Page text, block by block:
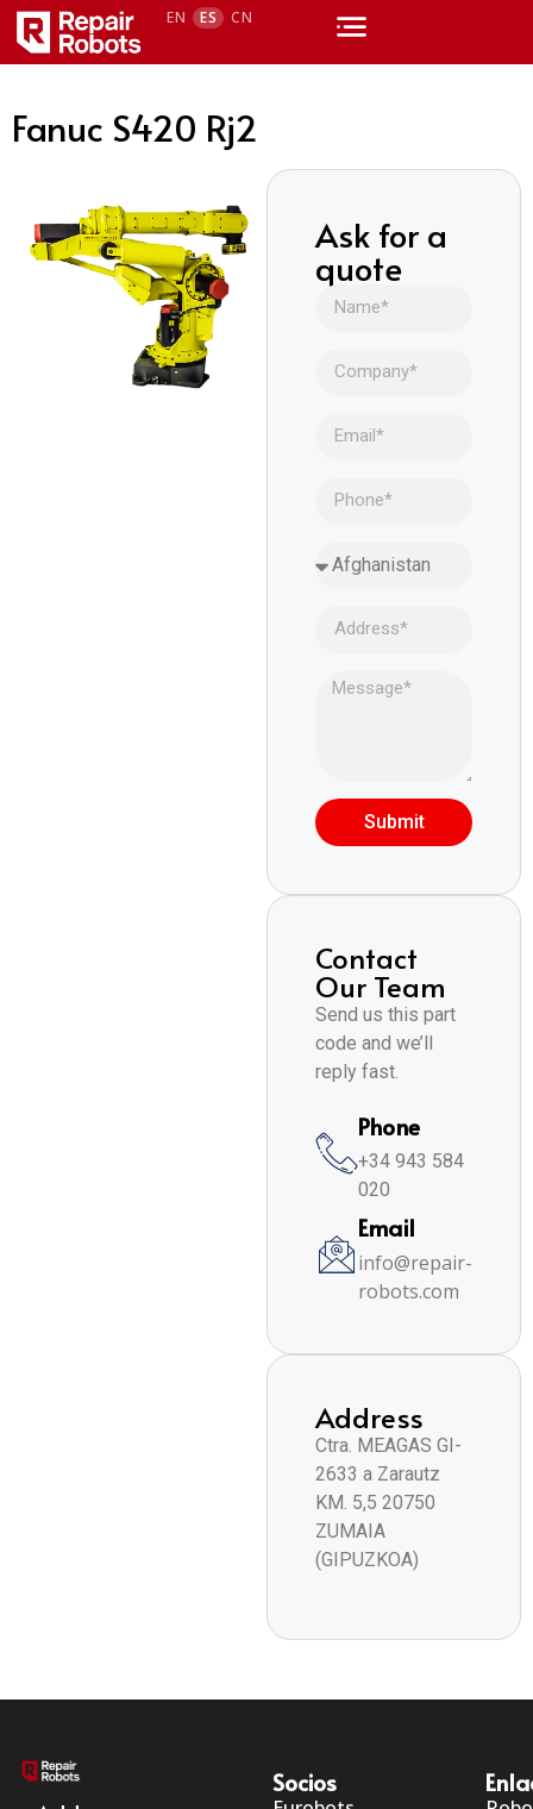
EN ES CN
Fanuc S420 Rj2
Ask for a
quote
Submit
Contact
Our Team
Send us this part
code and we’ll
reply fast.
Phone
+34 943 584
020
Email
info@repair-
robots.com
Address
Ctra. MEAGAS GI-
2633 a Zarautz
KM. 5,5 20750
ZUMAIA
(GIPUZKOA)
Socios